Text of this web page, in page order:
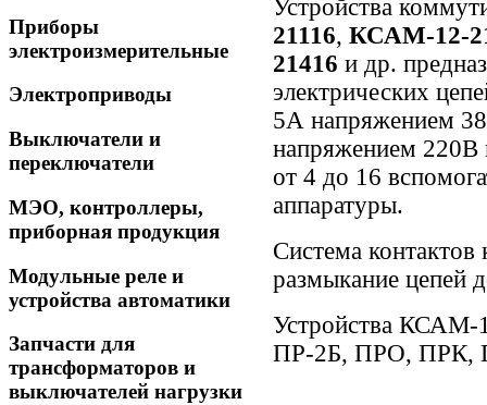
Приборы
электроизмерительные
Электроприводы
Выключатели и
переключатели
МЭО, контроллеры,
приборная продукция
Модульные реле и
устройства автоматики
Запчасти для
трансформаторов и
выключателей нагрузки
Устройства
21116, КСАМ-12-
21416 и др.
электрических
5А напряжением
напряжением 220В
от 4 до 16
аппаратуры.
Система контактов
размыкание цепей
Устройства
ПР-2Б, ПРО, ПРК,